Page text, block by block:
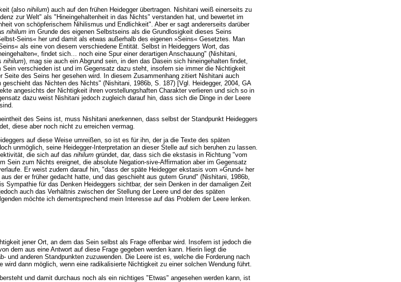
(also nihilum) auch auf den frühen Heidegger übertragen. Nishitani weiß einerseits zu
zur Welt" als "Hineingehaltenheit in das Nichts" verstanden hat, und bewertet im
von schöpferischem Nihilismus und Endlichkeit". Aber er sagt andererseits darüber
nihilum im Grunde des eigenen Selbstseins als die Grundlosigkeit dieses Seins
Seins« her und damit als etwas außerhalb des eigenen »Seins« Gesetztes. Man
als eine von diesem verschiedene Entität. Selbst in Heideggers Wort, das
findet sich… noch eine Spur einer derartigen Anschauung" (Nishitani,
nihilum), mag sie auch ein Abgrund sein, in den das Dasein sich hineingehalten findet,
Sein verschieden ist und im Gegensatz dazu steht, insofern sie immer die Nichtigkeit
Seite des Seins her gesehen wird. In diesem Zusammenhang zitiert Nishitani auch
das Nichten des Nichts" (Nishitani, 1986b, S. 187) [Vgl. Heidegger, 2004, GA
angesichts der Nichtigkeit ihren vorstellungshaften Charakter verlieren und sich so in
dazu weist Nishitani jedoch zugleich darauf hin, dass sich die Dinge in der Leere
des Seins ist, muss Nishitani anerkennen, dass selbst der Standpunkt Heideggers
diese aber noch nicht zu erreichen vermag.
auf diese Weise umreißen, so ist es für ihn, der ja die Texte des späten
unmöglich, seine Heidegger-Interpretation an dieser Stelle auf sich beruhen zu lassen.
die sich auf das nihilum gründet, dar, dass sich die ekstasis in Richtung "vom
Sein zum Nichts ereignet, die absolute Negation-sive-Affirmation aber im Gegensatz
Er weist zudem darauf hin, "dass der späte Heidegger ekstasis vom »Grund« her
der er früher gedacht hatte, und das geschieht aus gutem Grund" (Nishitani, 1986b,
Sympathie für das Denken Heideggers sichtbar, der sein Denken in der damaligen Zeit
auch das Verhältnis zwischen der Stellung der Leere und der des späten
möchte ich dementsprechend mein Interesse auf das Problem der Leere lenken.
jener Ort, an dem das Sein selbst als Frage offenbar wird. Insofern ist jedoch die
dem aus eine Antwort auf diese Frage gegeben werden kann. Hierin liegt die
und anderen Standpunkten zuzuwenden. Die Leere ist es, welche die Forderung nach
dann möglich, wenn eine radikalisierte Nichtigkeit zu einer solchen Wendung führt.
und damit durchaus noch als ein nichtiges "Etwas" angesehen werden kann, ist